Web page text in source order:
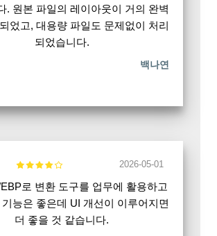
. 원본 파일의 레이아웃이 거의 완벽
었고, 대용량 파일도 문제없이 처리
되었습니다.
백나연
2026-05-01
로 변환 도구를 업무에 활용하고
능은 좋은데 UI 개선이 이루어지면
더 좋을 것 같습니다.